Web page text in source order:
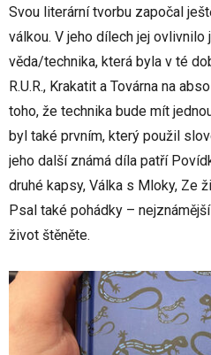
Svou literární tvorbu započal
válkou. V jeho dílech jej ovlivnilo
věda/technika, která byla v té
R.U.R., Krakatit a Továrna na
toho, že technika bude mít
byl také prvním, který použil
jeho další známá díla patří
druhé kapsy, Válka s Mloky, Ze
Psal také pohádky –
život štěněte.